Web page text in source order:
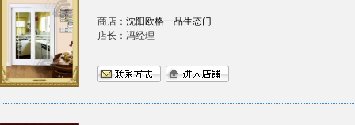
商店： 沈阳欧格一品生态门
店长：冯经理